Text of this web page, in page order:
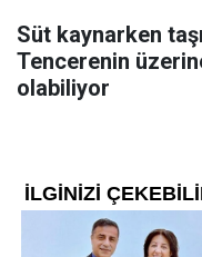
Süt kaynarken
Tencerenin
olabiliyor